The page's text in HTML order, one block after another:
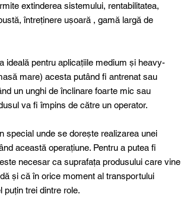
extinderea sistemului, rentabilitatea,
întreținere ușoară , gamă largă de
ideală pentru aplicațiile medium și heavy-
mare) acesta putând fi antrenat sau
un unghi de înclinare foarte mic sau
va fi împins de către un operator.
special unde se dorește realizarea unei
această operațiune. Pentru a putea fi
necesar ca suprafața produsului care vine
și că în orice moment al transportului
puțin trei dintre role.